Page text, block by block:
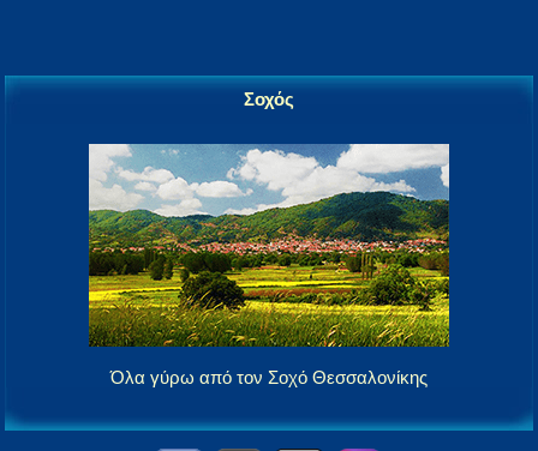
Σοχός
Όλα γύρω από τον Σοχό Θεσσαλονίκης